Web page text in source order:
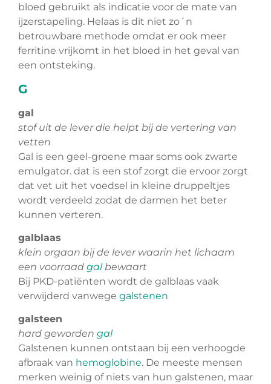
bloed gebruikt als indicatie voor de mate van
ijzerstapeling. Helaas is dit niet zo´n
betrouwbare methode omdat er ook meer
ferritine vrijkomt in het bloed in het geval van
een ontsteking.
G
gal
stof uit de lever die helpt bij de vertering van
vetten
Gal is een geel-groene maar soms ook zwarte
emulgator. dat is een stof zorgt die ervoor zorgt
dat vet uit het voedsel in kleine druppeltjes
wordt verdeeld zodat de darmen het beter
kunnen verteren.
galblaas
klein orgaan bij de lever waarin het lichaam
een voorraad galbewaart
Bij PKD-patiënten wordt de galblaas vaak
verwijderd vanwege galstenen
galsteen
hard geworden gal
Galstenen kunnen ontstaan bij een verhoogde
afbraak van hemoglobine. De meeste mensen
merken weinig of niets van hun galstenen, maar